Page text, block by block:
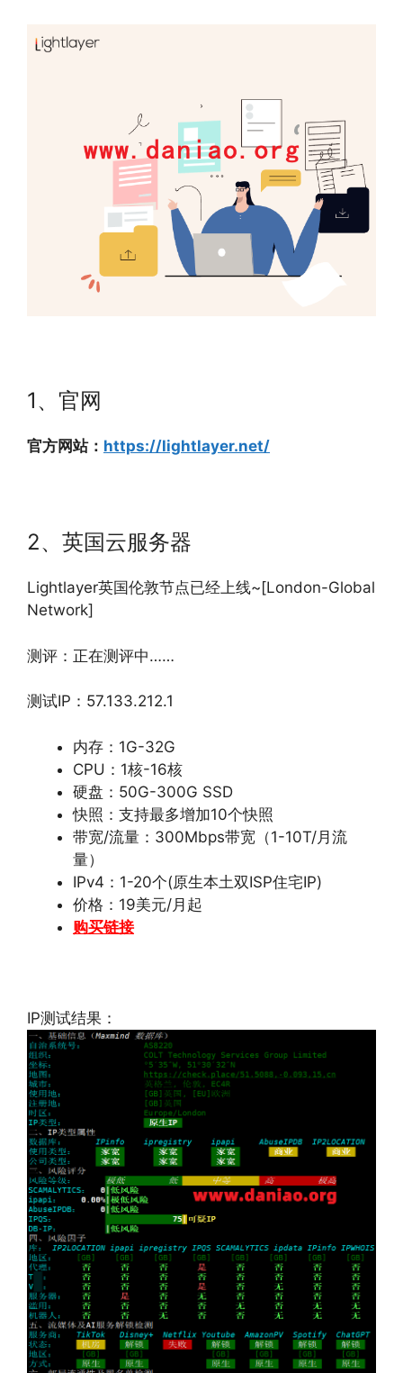
1、官网
官方网站： https://lightlayer.net/
2、英国云服务器
Lightlayer英国伦敦节点已经上线~[London-Global
Network]
测评：正在测评中……
测试IP：57.133.212.1
内存：1G-32G
CPU：1核-16核
硬盘：50G-300G SSD
快照：支持最多增加10个快照
带宽/流量：300Mbps带宽（1-10T/月流
量）
IPv4：1-20个(原生本土双ISP住宅IP)
价格：19美元/月起
购买链接
IP测试结果：